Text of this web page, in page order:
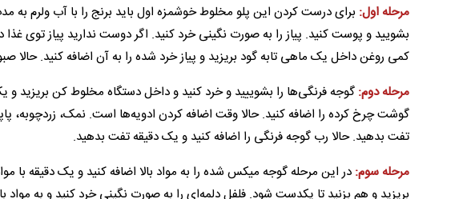
مرحله اول: برای درست کردن این پلو مخلوط خوشمزه اول باید برنج را با آب ولرم به
بشویید و پوست کنید. پیاز را به صورت نگینی خرد کنید. اگر دوست ندارید پیاز توی
کمی روغن داخل یک ماهی تابه گود بریزید و پیاز خرد شده را به آن اضافه کنید. حالا
مرحله دوم: گوجه فرنگی‌ها را بشوییید و خرد کنید و داخل دستگاه مخلوط کن بریزید و
گوشت چرخ کرده را اضافه کنید. حالا وقت اضافه کردن ادویه‌ها است. نمک، زردچوبه،
تفت بدهید. حالا رب گوجه فرنگی را اضافه کنید و یک دقیقه تفت بدهید.
مرحله سوم: در این مرحله گوجه میکس شده را به مواد بالا اضافه کنید و یک دقیقه با
بریزید و هم بزنید تا یکدست شود. فلفل دلمه‌ای را به صورت نگینی خرد کنید و به